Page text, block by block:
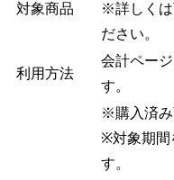
対象商品
※詳しくは
ださい。
利用方法
会計ペー
す。
※購入済み
※対象期間
す。